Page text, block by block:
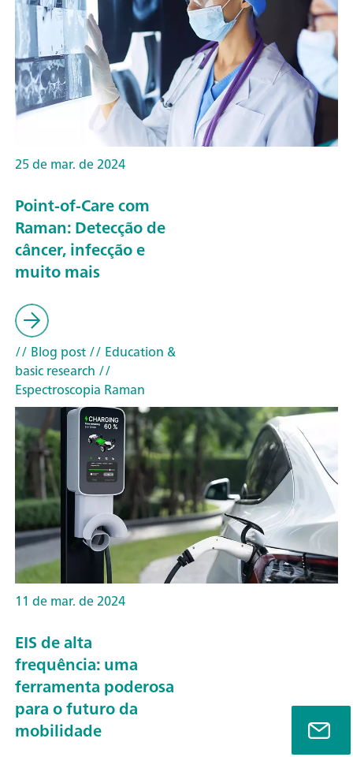
25 de mar. de 2024
Point-of-Care com
Raman: Detecção de
câncer, infecção e
muito mais
// Blog post// Education &
basic research //
Espectroscopia Raman
11 de mar. de 2024
EIS de alta
frequência: uma
ferramenta poderosa
para o futuro da
mobilidade